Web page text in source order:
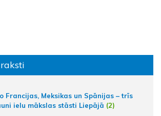
Francijas, Meksikas un Spānijas – trīs
ielu mākslas stāsti Liepājā (2)